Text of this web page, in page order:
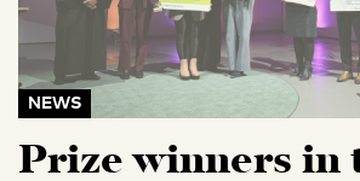
NEWS
Prize winners in